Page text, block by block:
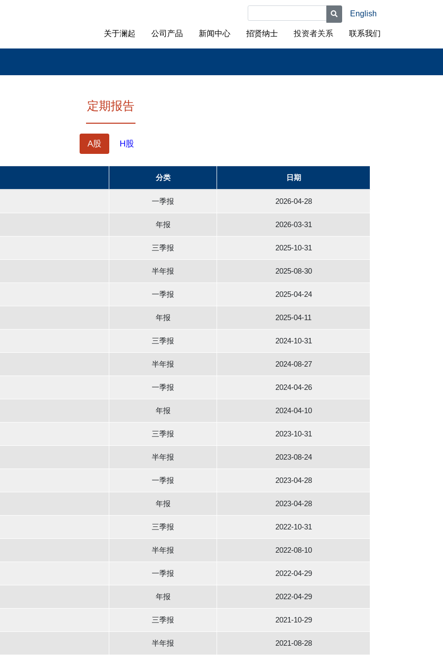
Main Menu Chinese Simplified
关于澜起 公司产品 新闻中心 招贤纳士 投资者关系 联系我们
English
定期报告
A股 H股
分类 日期
一季报 2026-04-28
年报 2026-03-31
三季报 2025-10-31
半年报 2025-08-30
一季报 2025-04-24
年报 2025-04-11
三季报 2024-10-31
半年报 2024-08-27
一季报 2024-04-26
年报 2024-04-10
三季报 2023-10-31
半年报 2023-08-24
一季报 2023-04-28
年报 2023-04-28
三季报 2022-10-31
半年报 2022-08-10
一季报 2022-04-29
年报 2022-04-29
三季报 2021-10-29
半年报 2021-08-28